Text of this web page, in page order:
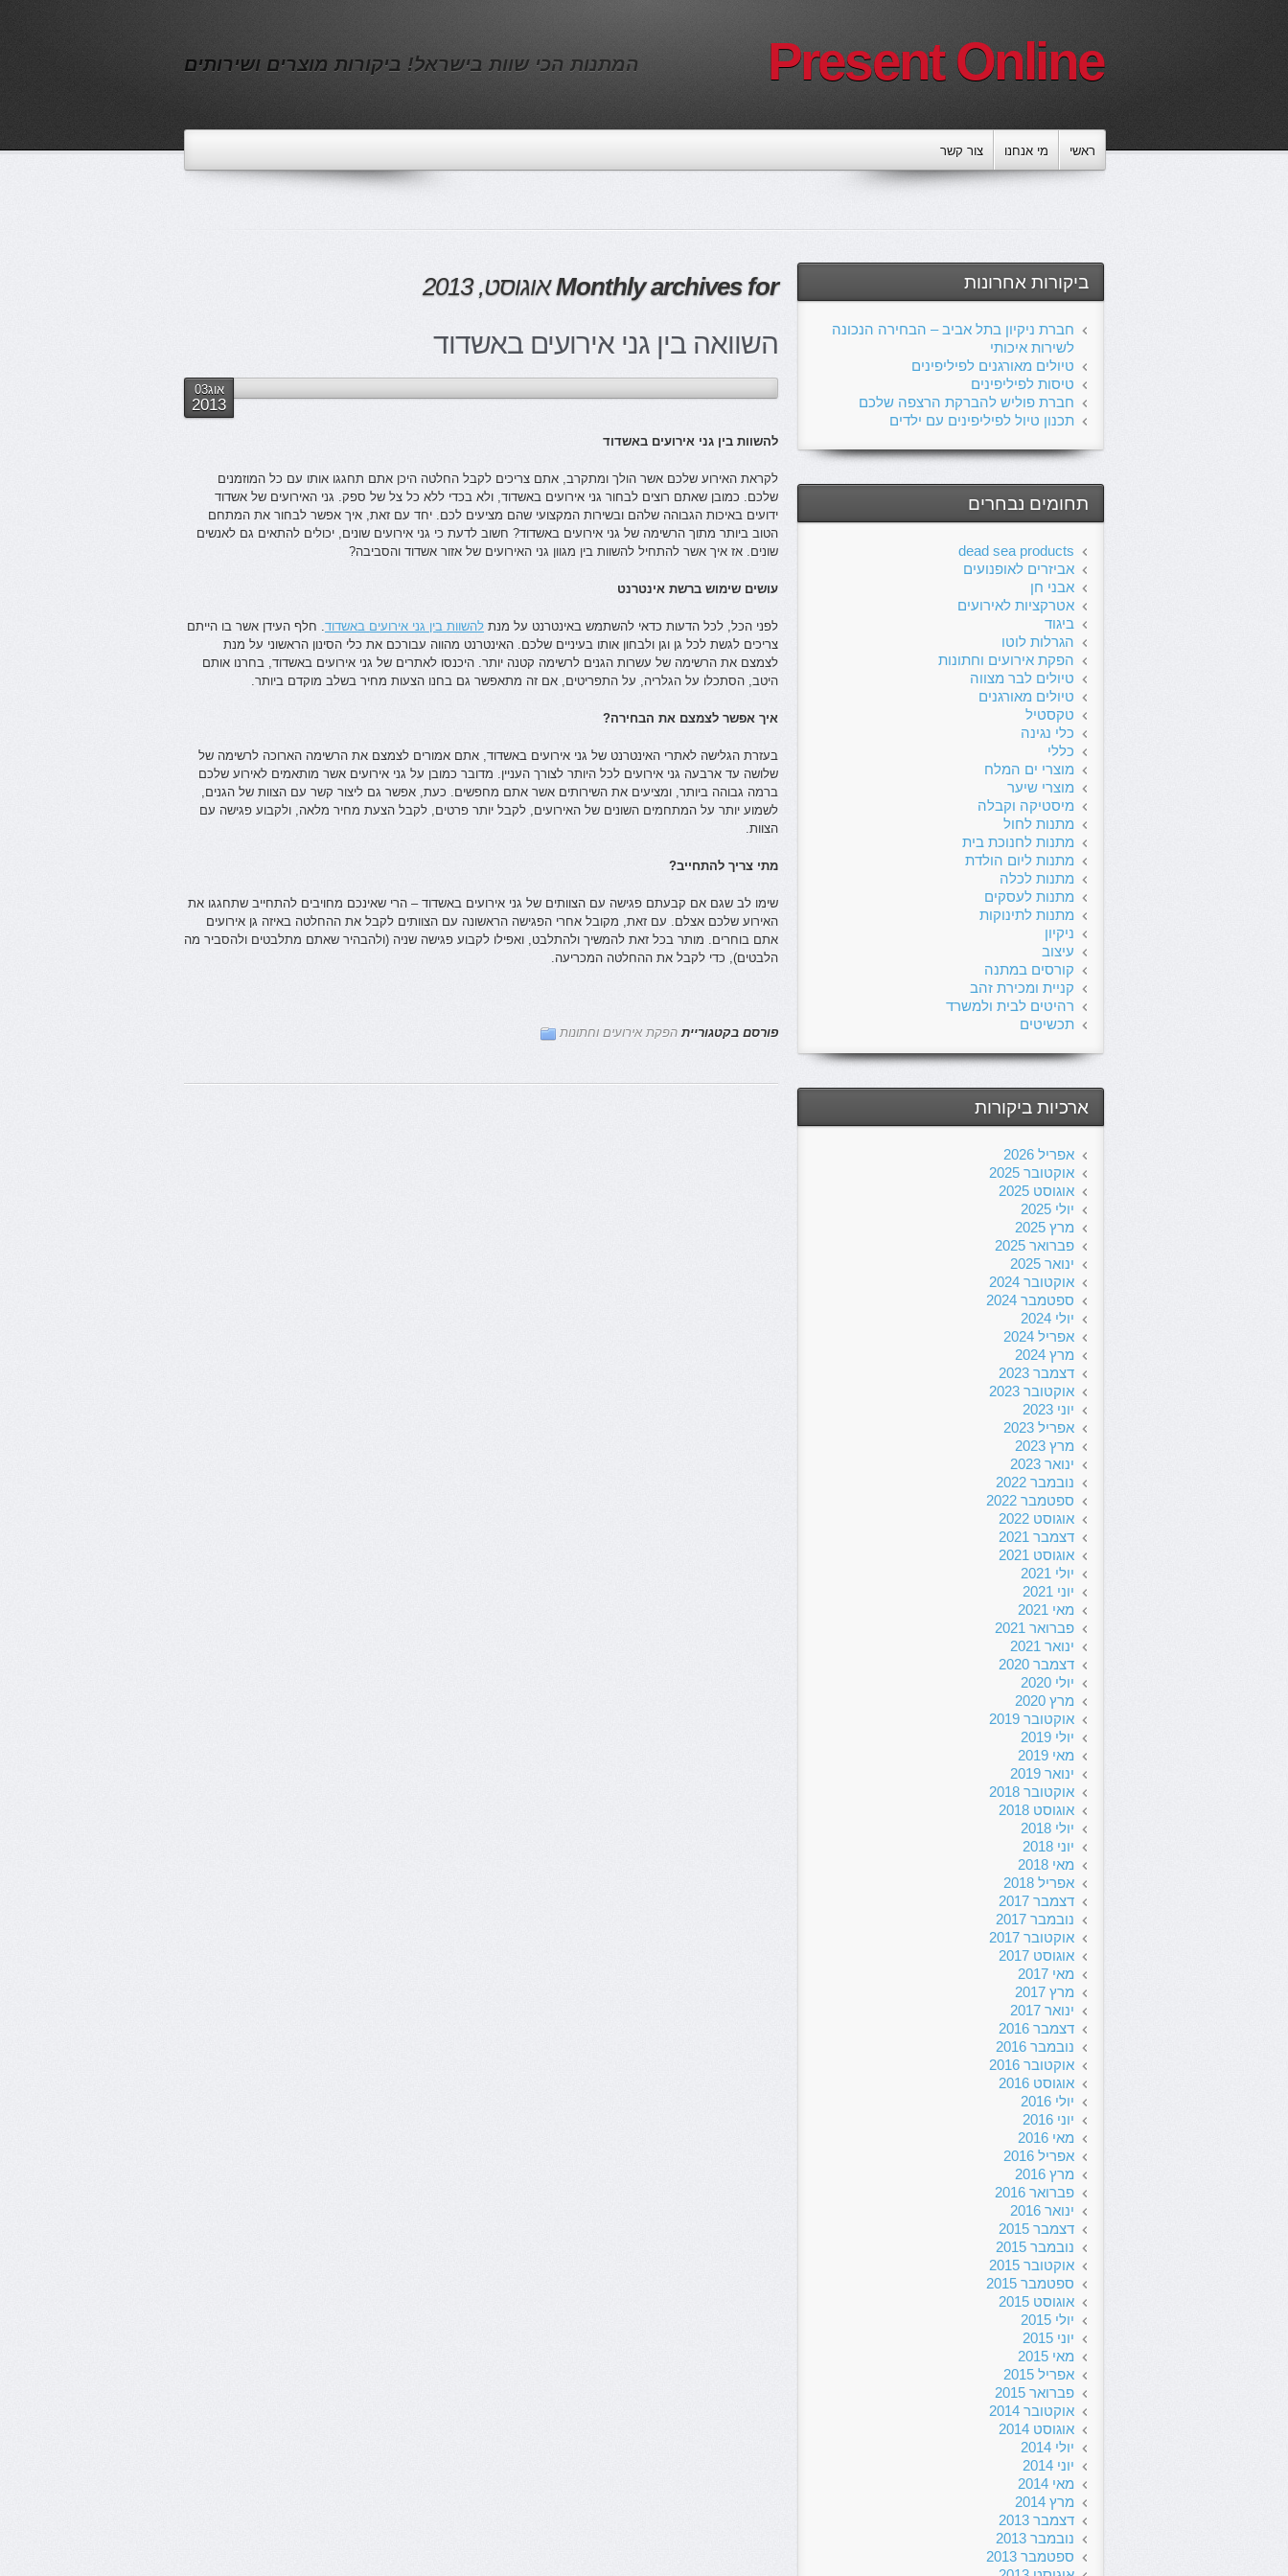
Present Online המתנות הכי שוות בישראל! ביקורות מוצרים ושירותים
ראשי מי אנחנו צור קשר
Monthly archives for אוגוסט, 2013
השוואה בין גני אירועים באשדוד
אוג03
2013
להשוות בין גני אירועים באשדוד
לקראת האירוע שלכם אשר הולך ומתקרב, אתם צריכים לקבל החלטה היכן אתם תחגגו אותו עם כל המוזמנים
שלכם. כמובן שאתם רוצים לבחור גני אירועים באשדוד, ולא בכדי ללא כל צל של ספק. גני האירועים של אשדוד
ידועים באיכות הגבוהה שלהם ובשירות המקצועי שהם מציעים לכם. יחד עם זאת, איך אפשר לבחור את המתחם
הטוב ביותר מתוך הרשימה של גני אירועים באשדוד? חשוב לדעת כי גני אירועים שונים, יכולים להתאים גם לאנשים
שונים. אז איך אשר להתחיל להשוות בין מגוון גני האירועים של אזור אשדוד והסביבה?
עושים שימוש ברשת אינטרנט
לפני הכל, לכל הדעות כדאי להשתמש באינטרנט על מנת להשוות בין גני אירועים באשדוד. חלף העידן אשר בו הייתם
צריכים לגשת לכל גן וגן ולבחון אותו בעיניים שלכם. האינטרנט מהווה עבורכם את כלי הסינון הראשוני על מנת
לצמצם את הרשימה של עשרות הגנים לרשימה קטנה יותר. היכנסו לאתרים של גני אירועים באשדוד, בחרנו אותם
היטב, הסתכלו על הגלריה, על התפריטים, אם זה מתאפשר גם בחנו הצעות מחיר בשלב מוקדם ביותר.
איך אפשר לצמצם את הבחירה?
בעזרת הגלישה לאתרי האינטרנט של גני אירועים באשדוד, אתם אמורים לצמצם את הרשימה הארוכה לרשימה של
שלושה עד ארבעה גני אירועים לכל היותר לצורך העניין. מדובר כמובן על גני אירועים אשר מותאמים לאירוע שלכם
ברמה גבוהה ביותר, ומציעים את השירותים אשר אתם מחפשים. כעת, אפשר גם ליצור קשר עם הצוות של הגנים,
לשמוע יותר על המתחמים השונים של האירועים, לקבל יותר פרטים, לקבל הצעת מחיר מלאה, ולקבוע פגישה עם
הצוות.
מתי צריך להתחייב?
שימו לב שגם אם קבעתם פגישה עם הצוותים של גני אירועים באשדוד – הרי שאינכם מחויבים להתחייב שתחגגו את
האירוע שלכם אצלם. עם זאת, מקובל אחרי הפגישה הראשונה עם הצוותים לקבל את ההחלטה באיזה גן אירועים
אתם בוחרים. מותר בכל זאת להמשיך ולהתלבט, ואפילו לקבוע פגישה שניה (ולהבהיר שאתם מתלבטים ולהסביר מה
הלבטים), כדי לקבל את ההחלטה המכריעה.
פורסם בקטגוריית הפקת אירועים וחתונות
ביקורות אחרונות
חברת ניקיון בתל אביב – הבחירה הנכונה
לשירות איכותי
טיולים מאורגנים לפיליפינים
טיסות לפיליפינים
חברת פוליש להברקת הרצפה שלכם
תכנון טיול לפיליפינים עם ילדים
תחומים נבחרים
dead sea products
אביזרים לאופנועים
אבני חן
אטרקציות לאירועים
ביגוד
הגרלות לוטו
הפקת אירועים וחתונות
טיולים לבר מצווה
טיולים מאורגנים
טקסטיל
כלי נגינה
כללי
מוצרי ים המלח
מוצרי שיער
מיסטיקה וקבלה
מתנות לחול
מתנות לחנוכת בית
מתנות ליום הולדת
מתנות לכלה
מתנות לעסקים
מתנות לתינוקות
ניקיון
עיצוב
קורסים במתנה
קניית ומכירת זהב
רהיטים לבית ולמשרד
תכשיטים
ארכיות ביקורות
אפריל 2026
אוקטובר 2025
אוגוסט 2025
יולי 2025
מרץ 2025
פברואר 2025
ינואר 2025
אוקטובר 2024
ספטמבר 2024
יולי 2024
אפריל 2024
מרץ 2024
דצמבר 2023
אוקטובר 2023
יוני 2023
אפריל 2023
מרץ 2023
ינואר 2023
נובמבר 2022
ספטמבר 2022
אוגוסט 2022
דצמבר 2021
אוגוסט 2021
יולי 2021
יוני 2021
מאי 2021
פברואר 2021
ינואר 2021
דצמבר 2020
יולי 2020
מרץ 2020
אוקטובר 2019
יולי 2019
מאי 2019
ינואר 2019
אוקטובר 2018
אוגוסט 2018
יולי 2018
יוני 2018
מאי 2018
אפריל 2018
דצמבר 2017
נובמבר 2017
אוקטובר 2017
אוגוסט 2017
מאי 2017
מרץ 2017
ינואר 2017
דצמבר 2016
נובמבר 2016
אוקטובר 2016
אוגוסט 2016
יולי 2016
יוני 2016
מאי 2016
אפריל 2016
מרץ 2016
פברואר 2016
ינואר 2016
דצמבר 2015
נובמבר 2015
אוקטובר 2015
ספטמבר 2015
אוגוסט 2015
יולי 2015
יוני 2015
מאי 2015
אפריל 2015
פברואר 2015
אוקטובר 2014
אוגוסט 2014
יולי 2014
יוני 2014
מאי 2014
מרץ 2014
דצמבר 2013
נובמבר 2013
ספטמבר 2013